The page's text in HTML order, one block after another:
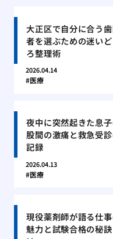
大正区で自分に合う
者を選ぶための迷い
ろ整理術
2026.04.14
医療
夜中に突然起きた息
股間の激痛と救急受
記録
2026.04.13
医療
現役薬剤師が語る仕
魅力と試験合格の秘